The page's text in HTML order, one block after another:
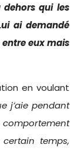
dehors qui les
ai demandé
entre eux mais
en voulant
j’aie pendant
temps,